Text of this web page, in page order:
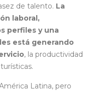
de talento. La
laboral,
perfiles y una
está generando
, la productividad
Latina, pero